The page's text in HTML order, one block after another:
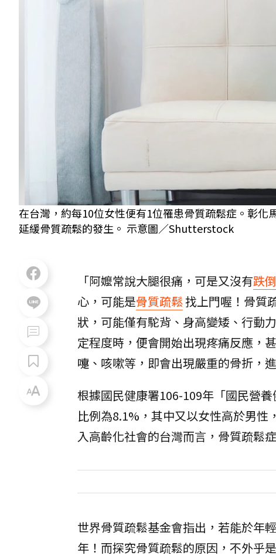
在台灣，約每10位女性便有1位罹患骨質疏鬆症。彰
延緩骨質疏鬆的發生。 示意圖／Shutterstock
「阿嬤常說大腿很痛，可是又沒有跌倒
心，可能是骨質疏鬆找上門喔！骨質
狀，可能僅有駝背、身高變矮、行動
定程度時，便會開始出現疼痛反應，
嚏、咳嗽等，即會出現嚴重的骨折，
根據國民健康署106-109年「國民營
比例為8.1%，其中又以女性高於男
入高齡化社會的台灣而言，骨質疏鬆
世界骨質疏鬆基金會指出，若能於年
年！而探究骨質疏鬆的原因，不外乎